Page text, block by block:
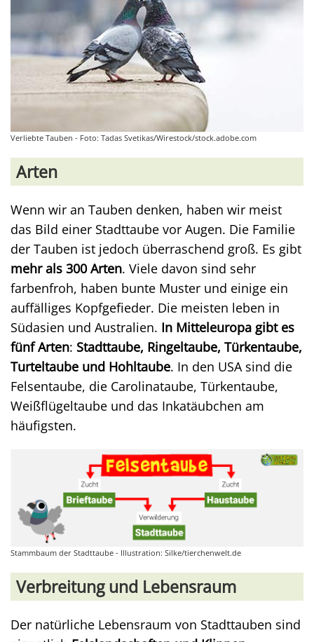
Verliebte Tauben - Foto: Tadas Svetikas/Wirestock/stock.adobe.com
Arten
Wenn wir an Tauben denken, haben wir meist
das Bild einer Stadttaube vor Augen. Die Familie
der Tauben ist jedoch überraschend groß. Es gibt
mehr als 300 Arten. Viele davon sind sehr
farbenfroh, haben bunte Muster und einige ein
auffälliges Kopfgefieder. Die meisten leben in
Südasien und Australien. In Mitteleuropa gibt es
fünf Arten: Stadttaube, Ringeltaube, Türkentaube,
Turteltaube und Hohltaube. In den USA sind die
Felsentaube, die Carolinataube, Türkentaube,
Weißflügeltaube und das Inkatäubchen am
häufigsten.
Stammbaum der Stadttaube - Illustration: Silke/tierchenwelt.de
Verbreitung und Lebensraum
Der natürliche Lebensraum von Stadttauben sind